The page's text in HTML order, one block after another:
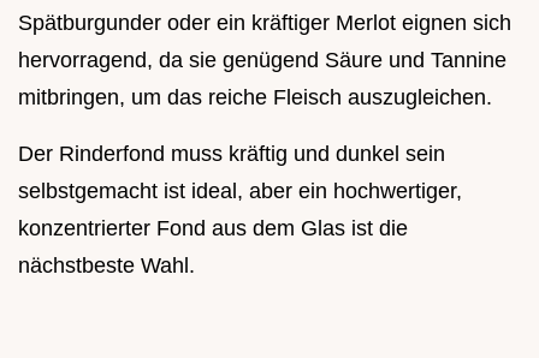
Spätburgunder oder ein kräftiger Merlot eignen sich
hervorragend, da sie genügend Säure und Tannine
mitbringen, um das reiche Fleisch auszugleichen.
Der Rinderfond muss kräftig und dunkel sein
selbstgemacht ist ideal, aber ein hochwertiger,
konzentrierter Fond aus dem Glas ist die
nächstbeste Wahl.